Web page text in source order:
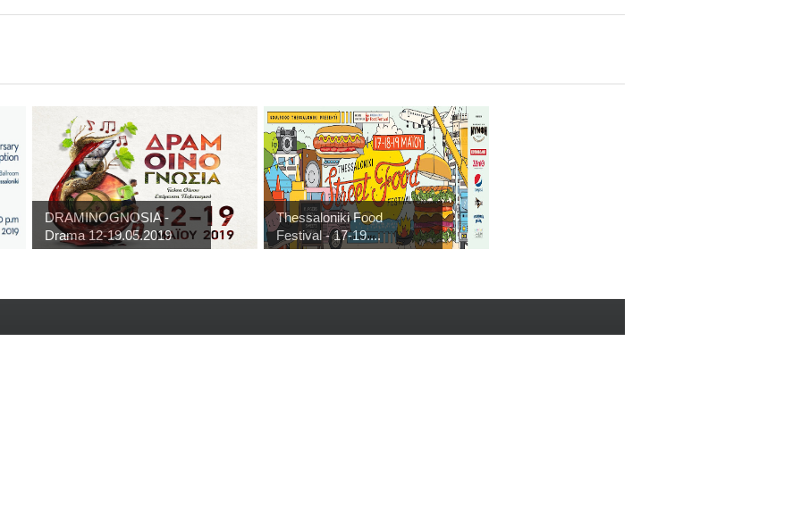
DRAMINOGNOSIA -
Drama 12-19.05.2019
Thessaloniki Food
Festival - 17-19....